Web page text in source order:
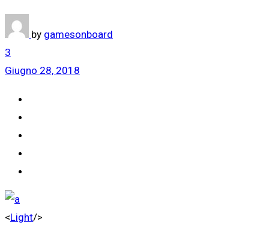
by gamesonboard
3
Giugno 28, 2018
<Light/>